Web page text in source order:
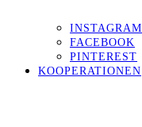
INSTAGRAM
FACEBOOK
PINTEREST
KOOPERATIONEN